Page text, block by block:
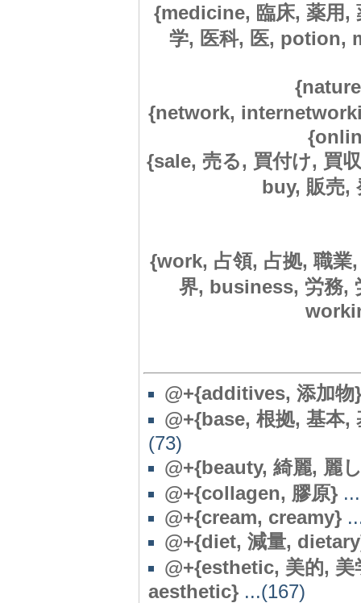
{medicine, 臨床, 薬用,
学, 医科, 医, potion,
{network,
{sale, 売る, 買付け, 買
buy, 販売,
{work, 占領, 占拠, 職
界, business, 労務,
@+{additives, 添加物}
@+{base, 根拠, 基本
(73)
@+{beauty, 綺麗, 麗
@+{collagen, 膠原}
@+{cream, creamy}
@+{diet, 減量,
@+{esthetic, 美的,
aesthetic} ...(167)